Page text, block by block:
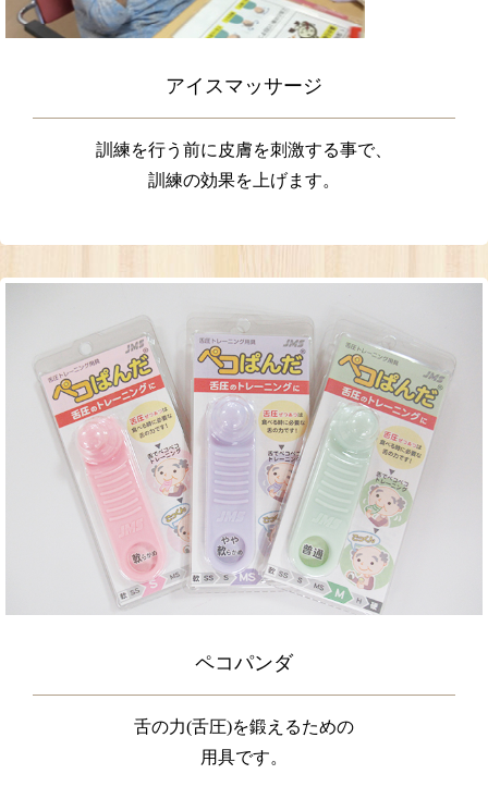
アイスマッサージ
訓練を行う前に皮膚を刺激する事で、
訓練の効果を上げます。
ペコパンダ
舌の力(舌圧)を鍛えるための
用具です。